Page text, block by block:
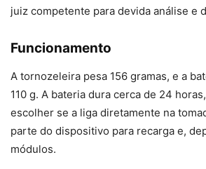
juiz competente para devida análise e
Funcionamento
A tornozeleira pesa 156 gramas, e a
110 g. A bateria dura cerca de 24
escolher se a liga diretamente na
parte do dispositivo para recarga e,
módulos.